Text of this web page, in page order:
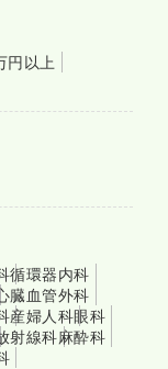
円以上
循環器内科
臓血管外科
産婦人科眼科
射線科麻酔科